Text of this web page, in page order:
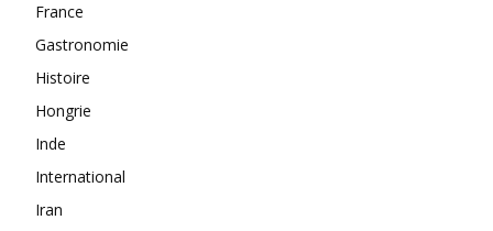
France
Gastronomie
Histoire
Hongrie
Inde
International
Iran